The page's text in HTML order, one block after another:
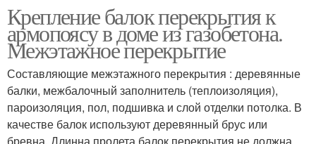
Крепление балок перекрытия к
армопоясу в доме из газобетона.
Межэтажное перекрытие
Составляющие межэтажного перекрытия : деревянные
балки, межбалочный заполнитель (теплоизоляция),
пароизоляция, пол, подшивка и слой отделки потолка. В
качестве балок используют деревянный брус или